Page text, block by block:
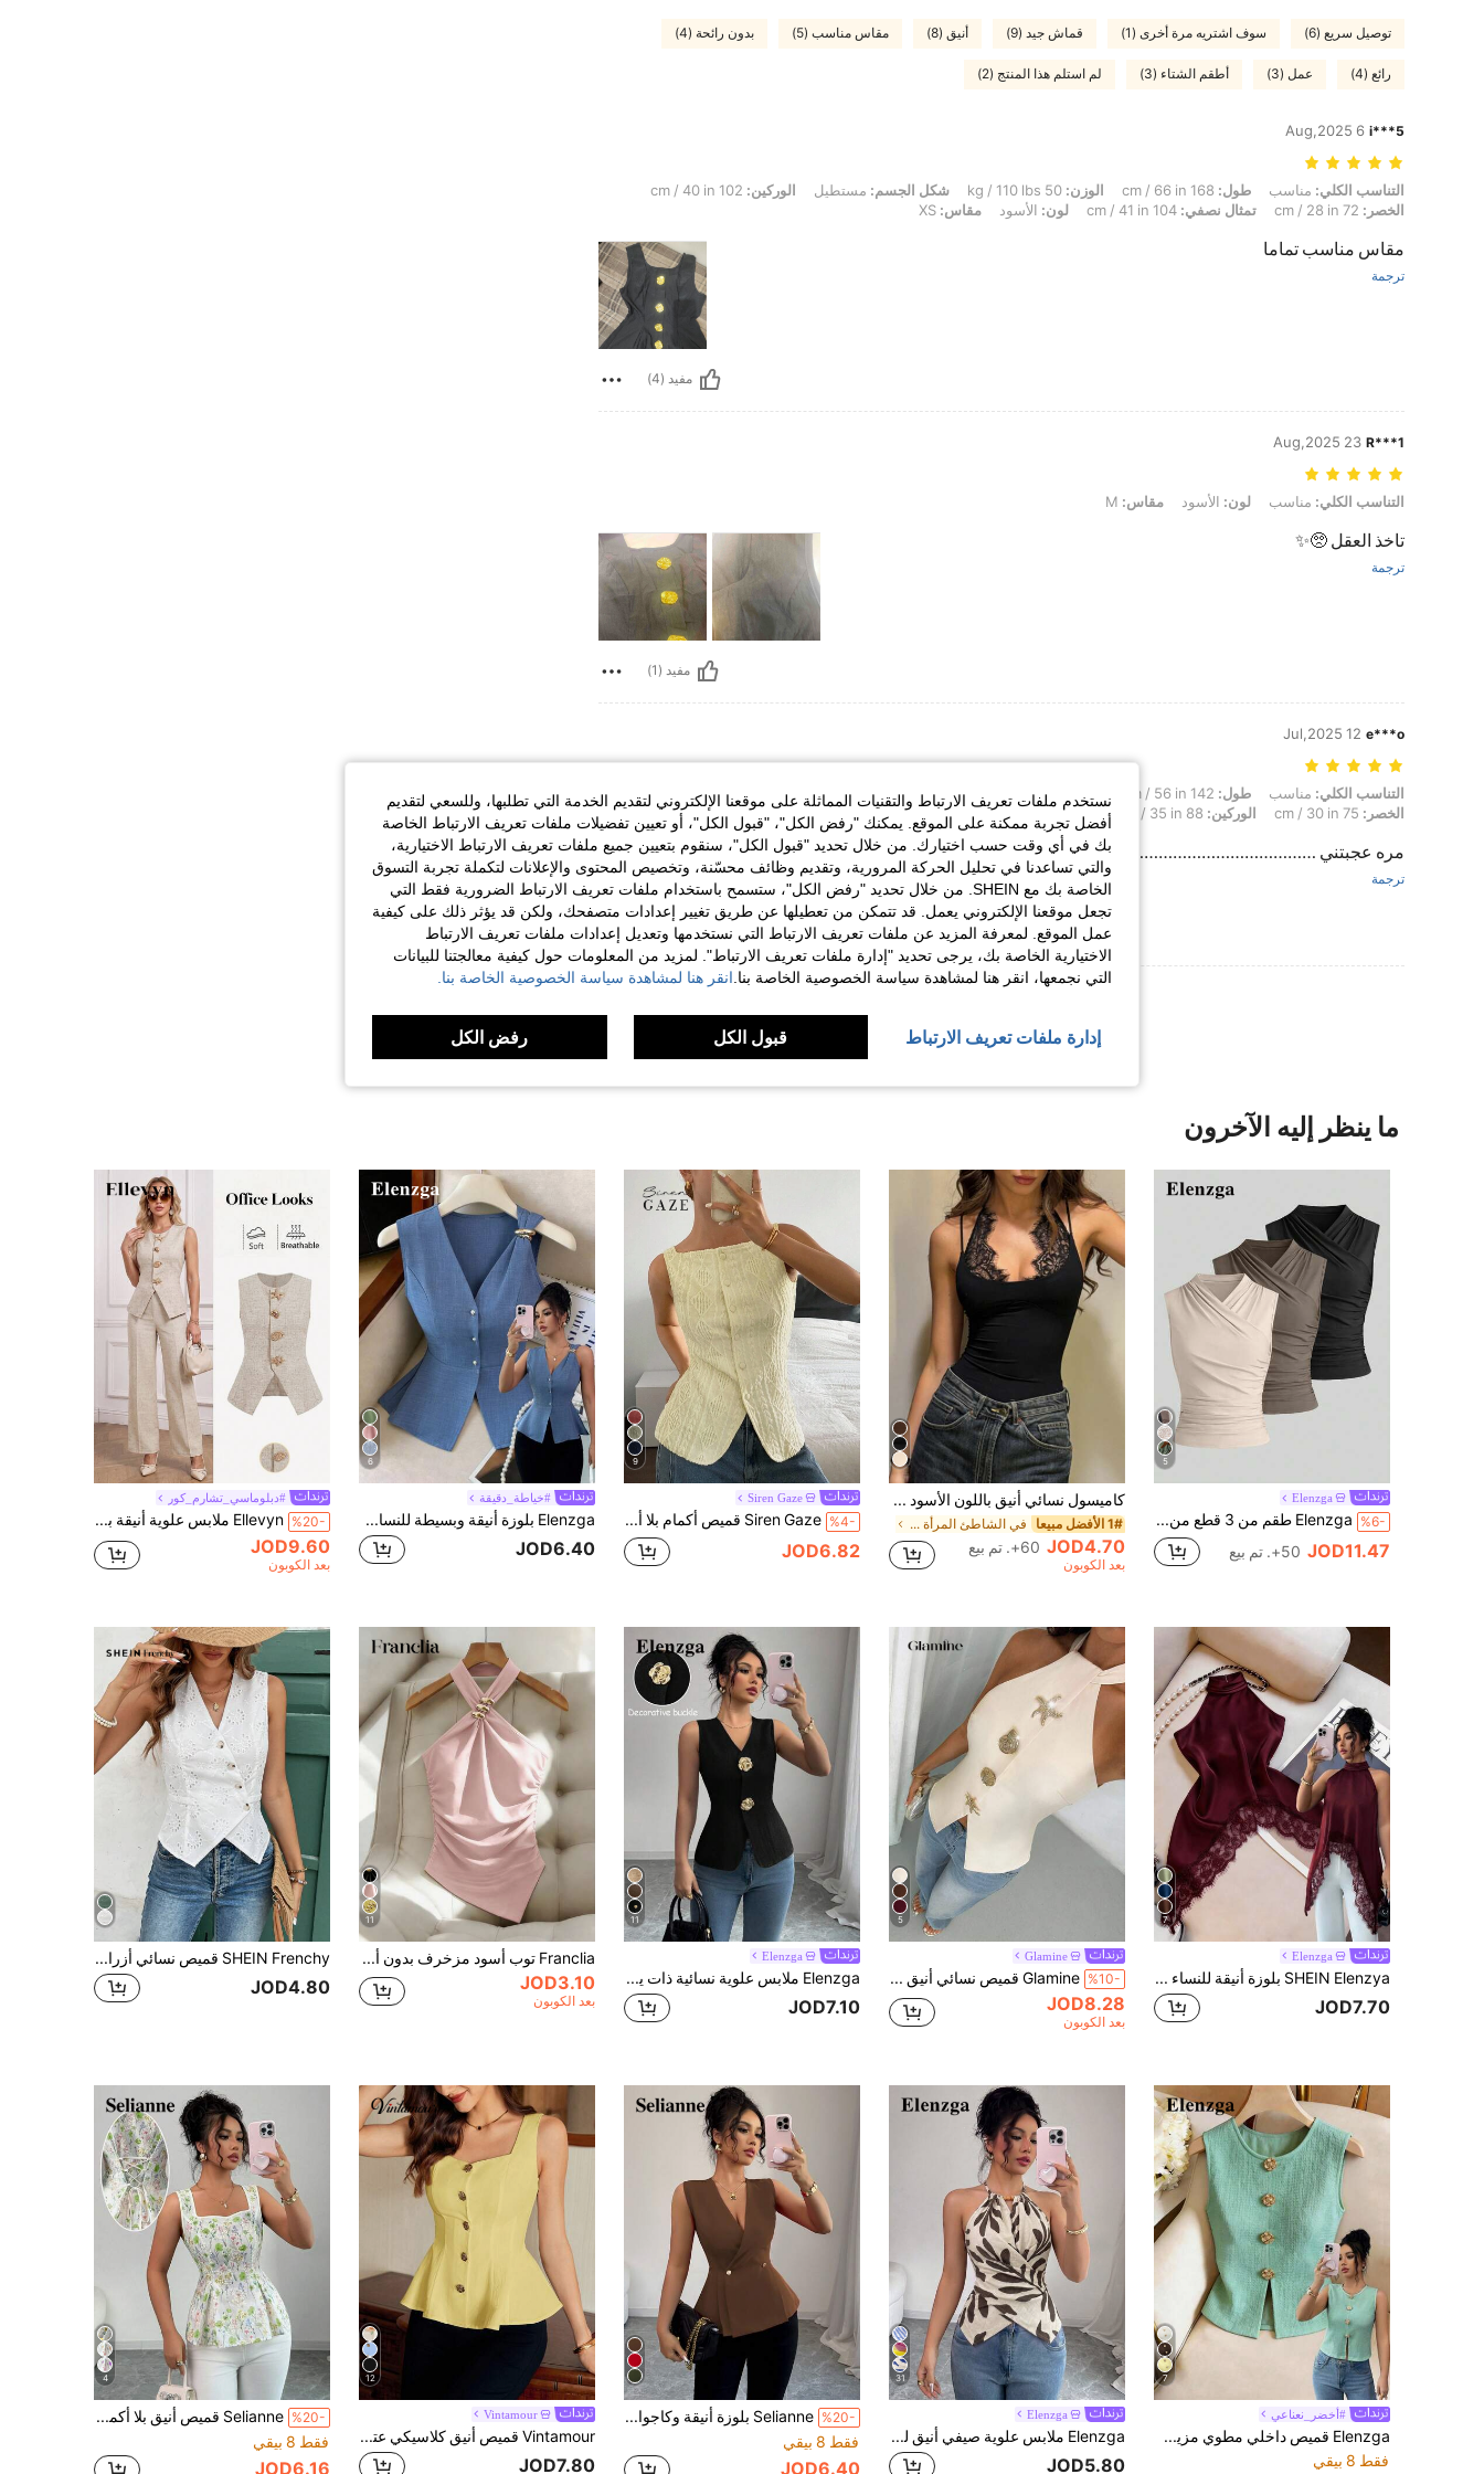
توصيل سريع (6) سوف اشتريه مرة أخرى (1) قماش جيد (9) أنيق (8) مقاس مناسب (5) بدون رائحة (4)
رائع (4) عمل (3) أطقم الشتاء (3) لم استلم هذا المنتج (2)
i***5
6 Aug,2025
التناسب الكلي: مناسب, طول: 168 cm / 66 in, الوزن: 50 kg / 110 lbs, شكل الجسم: مستطيل, الوركين: 102 cm / 40 in, الخصر: 72 cm / 28 in, تمثال نصفي: 104 cm / 41 in, لون: الأسود, مقاس: XS
التناسب الكلي: مناسب طول: الوزن: شكل الجسم: مستطيل الوركين:
الخصر:
تمثال نصفي: لون: الأسود مقاس:
مقاس مناسب تماما
ترجمة
مفيد (4)
R***1
23 Aug,2025
التناسب الكلي: مناسب, لون: الأسود, مقاس: M
التناسب الكلي: مناسب لون: الأسود مقاس:
تاخذ العقل 🥺✨
ترجمة
مفيد (1)
e***o
12 Jul,2025
التناسب الكلي: مناسب, طول: 142 cm / 56 in, الوزن: 50 kg / 110 lbs, شكل الجسم: ساعة رملية, تمثال نصفي: 77 cm / 30 in, الخصر: 75 cm / 30 in, الوركين: 88 cm / 35 in, لون: الأسود, مقاس: S
التناسب الكلي: مناسب طول: شكل الجسم: ساعة رملية تمثال نصفي:77 cm / 30 in
الخصر:
الوركين: لون: الأسود مقاس:
مره عجبتني …………………………………..
ترجمة
مفيد (1)
عرض المزيد من المراجعات
ما ينظر إليه الآخرون
5
Elenzga
%6- Elenzga طقم من 3 قطع من لباس علوي النسائية بدون أكمام ذات ياقة على شكل حرف V بلون موحد، مناسبة للإطلالات الكاجوال
JOD11.47 50+. تم بيع
كاميسول نسائي أنيق باللون الأسود مع تفاصيل دانتيل متباينة رقيقة وحمالات رفيعة، كاجوال صيفي
1# الأفضل مبيعا في الشاطئ المرأة تانك قمم & كاميس
JOD4.70 60+. تم بيع
بعد الكوبون
9
Siren Gaze
%4- Siren Gaze قميص أكمام بلا أكمام بياقة مربعة وأزرار أمامية نسائي بنسيج بسيط، صيفي
JOD6.82
6
#خياطة_دقيقة
Elenzga بلوزة أنيقة وبسيطة للنساء للصيف ذات رقبة على شكل v بدون أكمام، مع تصميم مشبك معدني ينحت الخصر
JOD6.40
#دبلوماسي_تشارم_كور
%20- Ellevyn ملابس علوية أنيقة بدون أكمام مع أزرار على شكل صدف وكوكب للنساء
JOD9.60
بعد الكوبون
7
Elenzga
SHEIN Elenzya بلوزة أنيقة للنساء بياقة حلقة وتباين لون مع الدانتيل
JOD7.70
5
Glamine
%10- Glamine قميص نسائي أنيق وعصري بدون أكمام وياقة حلقية، من نسيج مشدود غير مرن مع إبزيم معدني، ملابس نسائية للخريف، عودة إلى المدرسة
JOD8.28
بعد الكوبون
11
Elenzga
Elenzga ملابس علوية نسائية ذات ياقة على شكل حرف V مطابقة مع زر ذهبي مزين بالورود
JOD7.10
11
Franclia توب أسود مزخرف بدون أكمام، توب كاجوال مضلع مناسب للصيف بخصر مضبوط وحافة غير متماثلة
JOD3.10
بعد الكوبون
SHEIN Frenchy قميص نسائي أزرار أمامية بدون أكمام مخطط كاجوال ، بدلة نسائية للمكتب ، ملابس شتوية للنساء ، ملابس الخريف ، قميص أبيض نسائي ، ملابس علوية بدون أكمام
JOD4.80
7
#أخضر_نعناعي
Elenzga قميص داخلي مطوي مزين بإبزيم وردي، موسم الربيع/الصيف 2026 للنساء
فقط 8 بيقي
31
Elenzga
Elenzga ملابس علوية صيفي أنيق للنساء، قاعدة لون المشمش مع طباعة أوراق، بدون أكمام، رقبة حلقة مع ربطة عنق، زخرفة خرز خشبي، حاشية غير متماثلة، ربطة خصر متقاطعة، قصة ضيقة مخصرة، ملابس علوية خزان مريح
JOD5.80
%20-
Selianne بلوزة أنيقة وكاجوال للنساء للعطلات والتنقل، لون أحادي الصدر بياقة على شكل حرف V، أزرار معدنية مزدوجة الصدر، بتصميم منسدل مطوي على شكل حرف A، بدون أكمام، للربيع والصيف
فقط 8 بيقي
JOD6.40
12
Vintamour
Vintamour قميص أنيق كلاسيكي عتيق للنساء، قميص مزين بأزرار معدنية على شكل زهرة مناسب للربيع والصيف، قميص أبيض بدون أكمام
JOD7.80
4
%20-
Selianne قميص أنيق بلا أكمام للنساء مع تصميم حزام متقاطع في الظهر
فقط 8 بيقي
JOD6.16
نستخدم ملفات تعريف الارتباط والتقنيات المماثلة على موقعنا الإلكتروني لتقديم الخدمة التي تطلبها، وللسعي لتقديم
أفضل تجربة ممكنة على الموقع. يمكنك "رفض الكل"، "قبول الكل"، أو تعيين تفضيلات ملفات تعريف الارتباط الخاصة
بك في أي وقت حسب اختيارك. من خلال تحديد "قبول الكل"، سنقوم بتعيين جميع ملفات تعريف الارتباط الاختيارية،
والتي تساعدنا في تحليل الحركة المرورية، وتقديم وظائف محسّنة، وتخصيص المحتوى والإعلانات لتكملة تجربة التسوق
الخاصة بك مع SHEIN. من خلال تحديد "رفض الكل"، ستسمح باستخدام ملفات تعريف الارتباط الضرورية فقط التي
تجعل موقعنا الإلكتروني يعمل. قد تتمكن من تعطيلها عن طريق تغيير إعدادات متصفحك، ولكن قد يؤثر ذلك على كيفية
عمل الموقع. لمعرفة المزيد عن ملفات تعريف الارتباط التي نستخدمها وتعديل إعدادات ملفات تعريف الارتباط
الاختيارية الخاصة بك، يرجى تحديد "إدارة ملفات تعريف الارتباط". لمزيد من المعلومات حول كيفية معالجتنا للبيانات
التي نجمعها، انقر هنا لمشاهدة سياسة الخصوصية الخاصة بنا. انقر هنا لمشاهدة سياسة الخصوصية الخاصة بنا.
إدارة ملفات تعريف الارتباط قبول الكل رفض الكل